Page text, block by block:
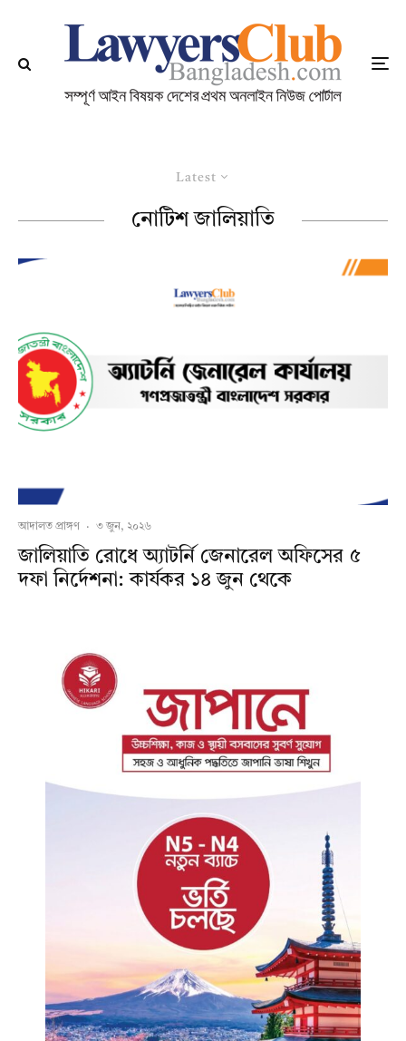
Latest
নোটিশ জালিয়াতি
আদালত প্রাঙ্গণ · ৩ জুন, ২০২৬
জালিয়াতি রোধে অ্যাটর্নি জেনারেল অফিসের ৫
দফা নির্দেশনা: কার্যকর ১৪ জুন থেকে